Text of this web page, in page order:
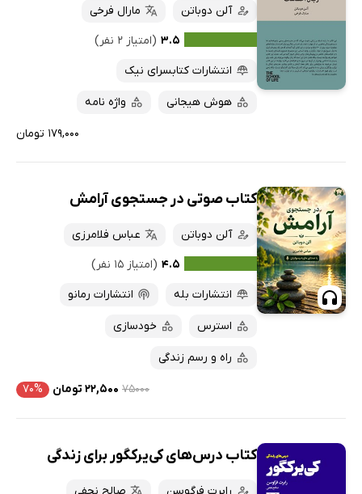
آلن دوباتن
مارال فرخی
۳.۵ (امتیاز ۲ نفر)
انتشارات کتابسرای نیک
هوش هیجانی واژه نامه
۱۷۹,۰۰۰ تومان
کتاب صوتی در جستجوی آرامش
آلن دوباتن
عباس فلامرزی
۴.۵ (امتیاز ۱۵ نفر)
انتشارات بله
انتشارات رمانو
استرس خودسازی
راه و رسم زندگی
۷۵۰۰۰ ۲۲,۵۰۰ تومان ۷۰%
کتاب درس‌های کی‌یرکگور برای زندگی
رابرت فرگوسن صالح نجفی